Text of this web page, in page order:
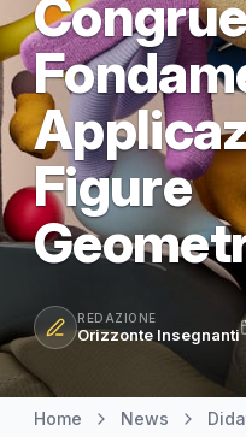
Figure
REDAZIONE
Orizzonte Insegnanti
Home News